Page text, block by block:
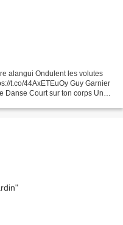
alangui Ondulent les volutes
t.co/44AxETEuOy Guy Garnier
Danse Court sur ton corps Un